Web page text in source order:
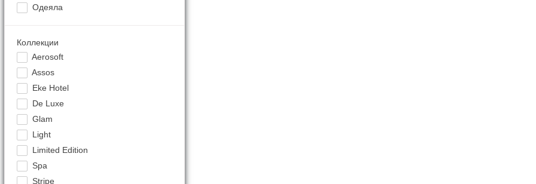
Одеяла
Коллекции
Aerosoft
Assos
Eke Hotel
De Luxe
Glam
Light
Limited Edition
Spa
Stripe